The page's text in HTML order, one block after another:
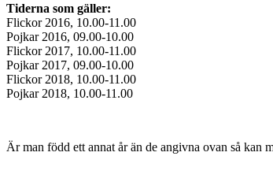
Tiderna som gäller:
Flickor 2016, 10.00-11.00
Pojkar 2016, 09.00-10.00
Flickor 2017, 10.00-11.00
Pojkar 2017, 09.00-10.00
Flickor 2018, 10.00-11.00
Pojkar 2018, 10.00-11.00
Är man född ett annat år än de angivna ovan så kan